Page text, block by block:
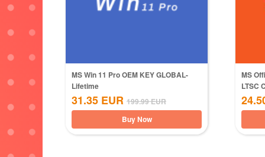
MS Win 11 Pro OEM KEY GLOBAL-
Lifetime
31.35 EUR 199.99EUR
Buy Now
MS
LTSC